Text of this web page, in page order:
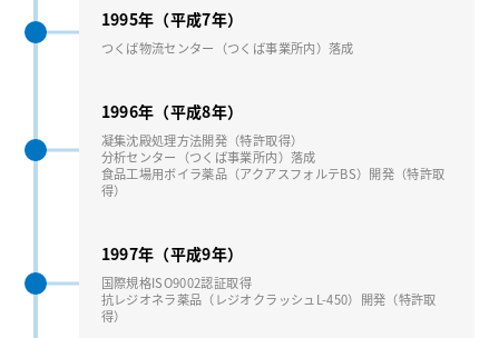
1995年（平成7年）
つくば物流センター（つくば事業所内）落成
1996年（平成8年）
凝集沈殿処理⽅法開発（特許取得）
分析センター（つくば事業所内）落成
⾷品⼯場⽤ボイラ薬品（アクアスフォルテBS）開発（特許取
得）
1997年（平成9年）
国際規格ISO9002認証取得
抗レジオネラ薬品（レジオクラッシュL-450）開発（特許取
得）